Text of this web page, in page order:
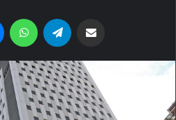
MessengerWhatsApp